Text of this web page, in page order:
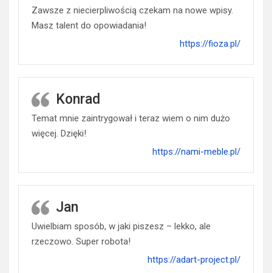
Zawsze z niecierpliwością czekam na nowe wpisy.
Masz talent do opowiadania!
https://fioza.pl/
Konrad
Temat mnie zaintrygował i teraz wiem o nim dużo
więcej. Dzięki!
https://nami-meble.pl/
Jan
Uwielbiam sposób, w jaki piszesz – lekko, ale
rzeczowo. Super robota!
https://adart-project.pl/